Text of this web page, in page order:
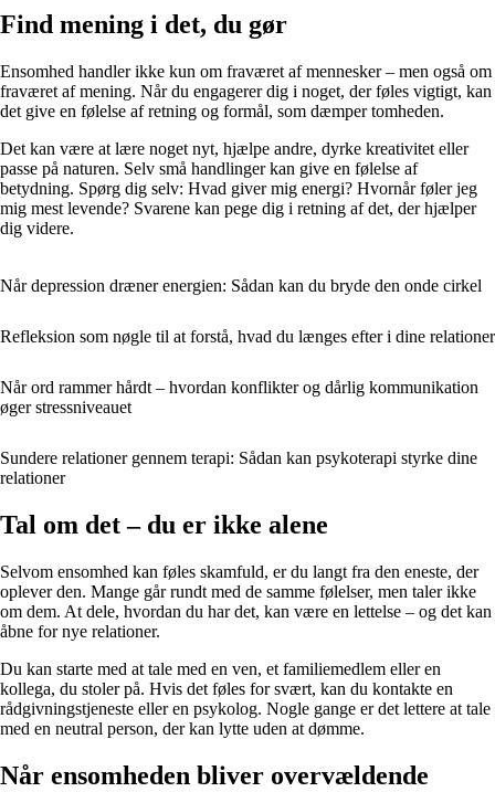
Find mening i det, du gør
Ensomhed handler ikke kun om fraværet af mennesker – men også om
fraværet af mening. Når du engagerer dig i noget, der føles vigtigt, kan
det give en følelse af retning og formål, som dæmper tomheden.
Det kan være at lære noget nyt, hjælpe andre, dyrke kreativitet eller
passe på naturen. Selv små handlinger kan give en følelse af
betydning. Spørg dig selv: Hvad giver mig energi? Hvornår føler jeg
mig mest levende? Svarene kan pege dig i retning af det, der hjælper
dig videre.
Når depression dræner energien: Sådan kan du bryde den onde cirkel
Refleksion som nøgle til at forstå, hvad du længes efter i dine relationer
Når ord rammer hårdt – hvordan konflikter og dårlig kommunikation
øger stressniveauet
Sundere relationer gennem terapi: Sådan kan psykoterapi styrke dine
relationer
Tal om det – du er ikke alene
Selvom ensomhed kan føles skamfuld, er du langt fra den eneste, der
oplever den. Mange går rundt med de samme følelser, men taler ikke
om dem. At dele, hvordan du har det, kan være en lettelse – og det kan
åbne for nye relationer.
Du kan starte med at tale med en ven, et familiemedlem eller en
kollega, du stoler på. Hvis det føles for svært, kan du kontakte en
rådgivningstjeneste eller en psykolog. Nogle gange er det lettere at tale
med en neutral person, der kan lytte uden at dømme.
Når ensomheden bliver overvældende